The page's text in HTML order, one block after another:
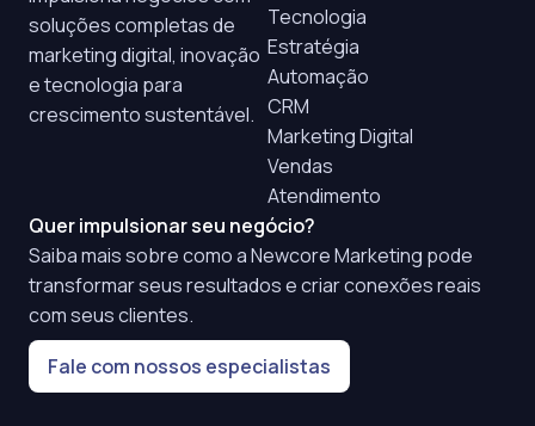
soluções completas de
marketing digital, inovação
e tecnologia para
crescimento sustentável.
Tecnologia
Estratégia
Automação
CRM
Marketing Digital
Vendas
Atendimento
Quer impulsionar seu negócio?
Saiba mais sobre como a Newcore Marketing pode
transformar seus resultados e criar conexões reais
com seus clientes.
Fale com nossos especialistas